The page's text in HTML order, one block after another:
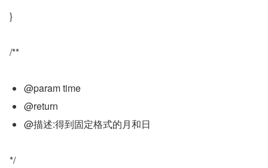
}
/**
@param time
@return
@描述:得到固定格式的月和日
*/